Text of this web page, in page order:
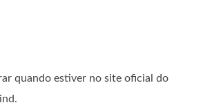
quando estiver no site oficial do